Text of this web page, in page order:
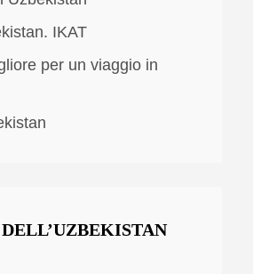
IKAT
per un viaggio in